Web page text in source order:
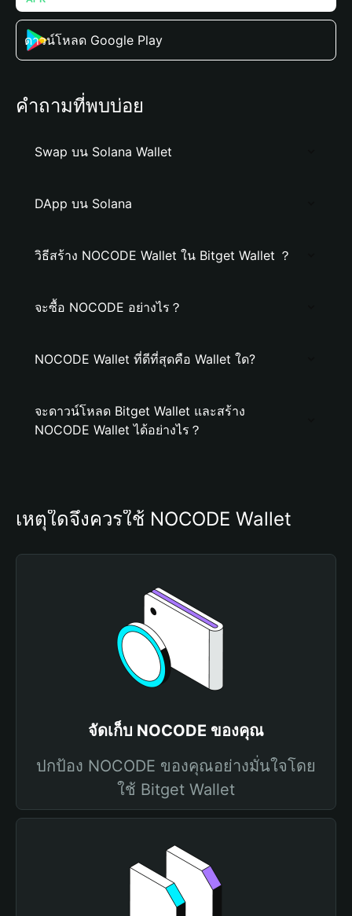
ดาวน์โหลด Google Play
คำถามที่พบบ่อย
Swap บน Solana Wallet
DApp บน Solana
วิธีสร้าง NOCODE Wallet ใน Bitget Wallet ？
จะซื้อ NOCODE อย่างไร？
NOCODE Wallet ที่ดีที่สุดคือ Wallet ใด?
จะดาวน์โหลด Bitget Wallet และสร้าง
NOCODE Wallet ได้อย่างไร？
เหตุใดจึงควรใช้ NOCODE Wallet
จัดเก็บ NOCODE ของคุณ
ปกป้อง NOCODE ของคุณอย่างมั่นใจโดย
ใช้ Bitget Wallet